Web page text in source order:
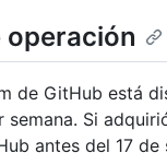
operación
de GitHub está
semana. Si
antes del 17